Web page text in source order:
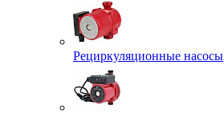
Рециркуляционные насосы